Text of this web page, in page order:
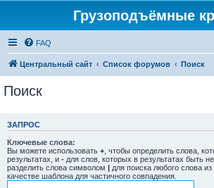
Грузоподъёмные
FAQ
Центральный сайт Список форумов Поиск
Поиск
ЗАПРОС
Ключевые слова:
Вы можете использовать + , чтобы определить слова,
результатах, и - для слов, которых в результатах быть
разделить слова символом | для поиска любого слова
качестве шаблона для частичного совпадения.